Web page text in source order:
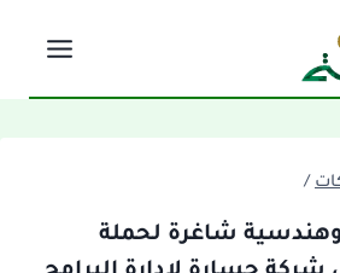
/
وهندسية شاغرة لحملة